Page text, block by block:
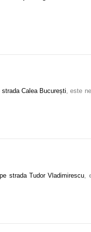
Calea București, este
strada Tudor Vladimirescu ,